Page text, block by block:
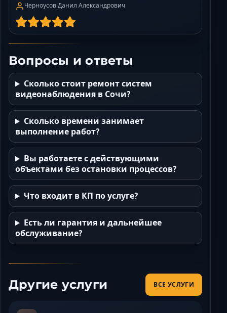
Черноусов Данил Александрович
Вопросы и ответы
Сколько стоит ремонт систем
видеонаблюдения в Сочи?
Сколько времени занимает
выполнение работ?
Вы работаете с действующими
объектами без остановки процессов?
Что входит в КП по услуге?
Есть ли гарантия и дальнейшее
обслуживание?
Другие услуги ВСЕ УСЛУГИ